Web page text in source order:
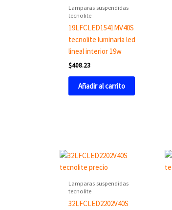
Lamparas suspendidas
tecnolite
19LFCLED1541MV40S
tecnolite luminaria led
lineal interior 19w
$408.23
Añadir al carrito
Lamparas suspendidas
tecnolite
32LFCLED2202V40S